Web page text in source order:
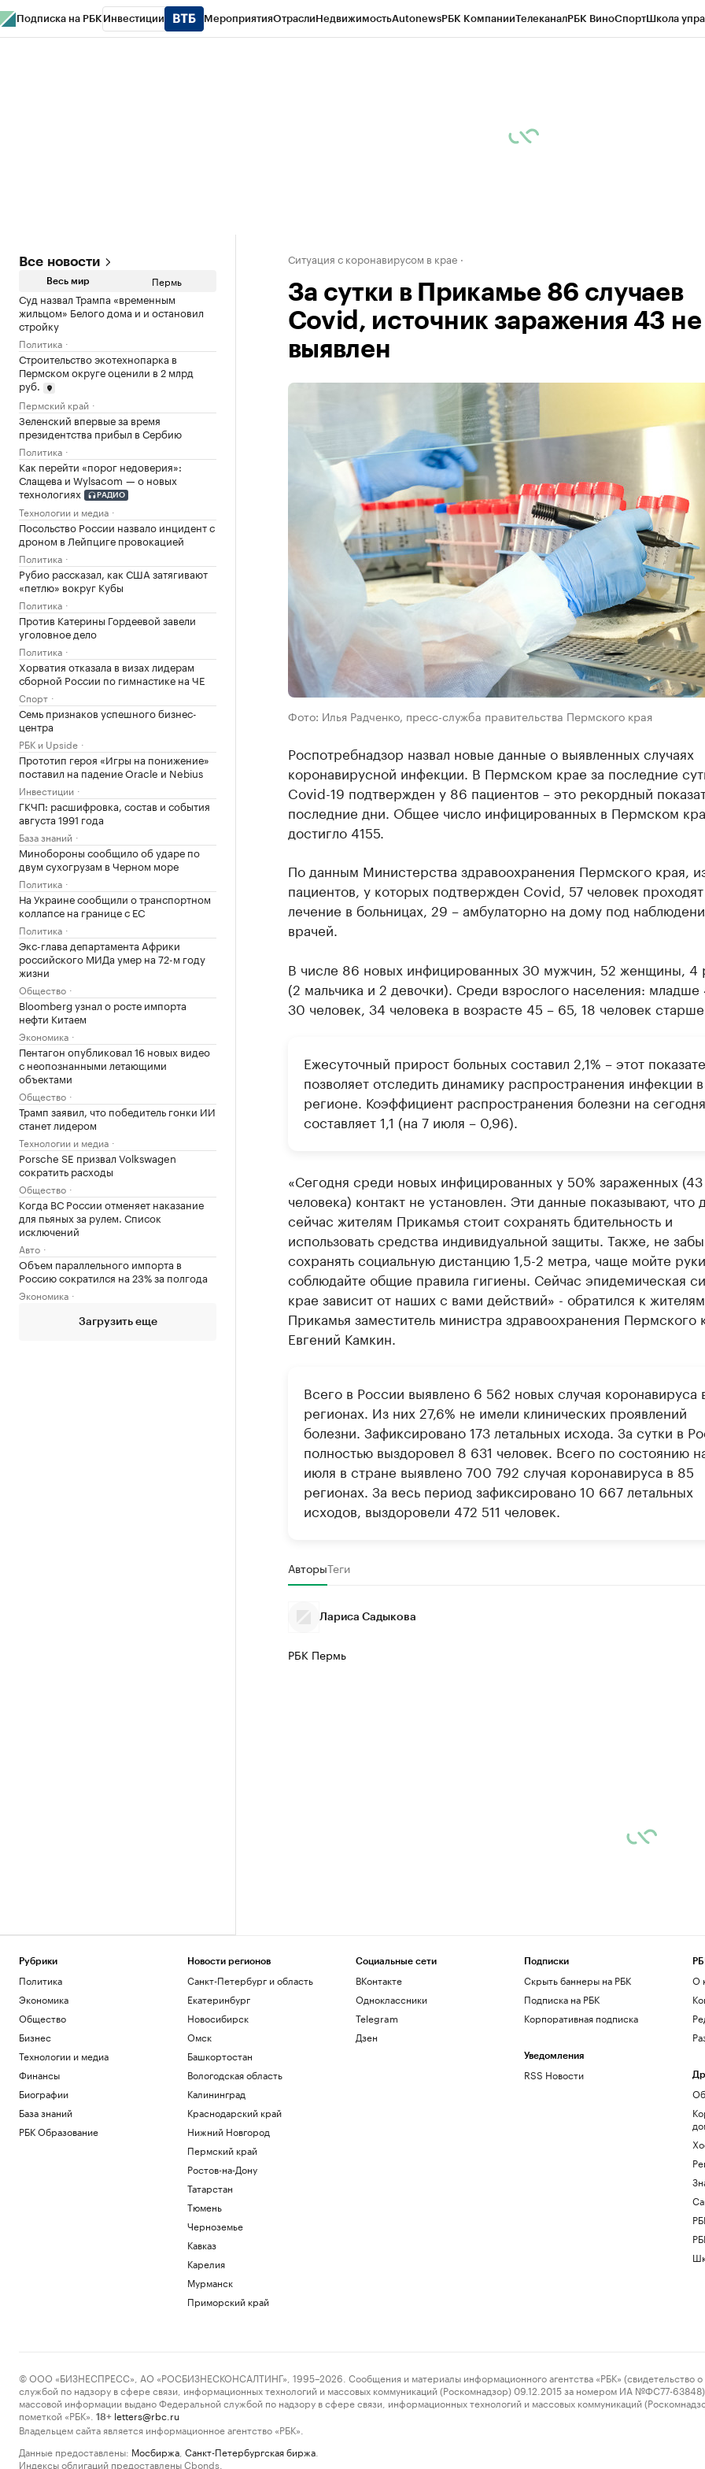
Подписка на РБК Инвестиции МероприятияОтраслиНедвижимостьAutonewsРБК КомпанииТелеканалРБК ВиноСпортШкола
Все новости
Весь мир Пермь
Суд назвал Трампа «временным
жильцом» Белого дома и и остановил
стройку
Политика
Строительство экотехнопарка в
Пермском округе оценили в 2 млрд
руб.
Пермский край
Зеленский впервые за время
президентства прибыл в Сербию
Политика
Как перейти «порог недоверия»:
Слащева и Wylsacom — о новых
технологиях
РАДИО
Технологии и медиа
Посольство России назвало инцидент с
дроном в Лейпциге провокацией
Политика
Рубио рассказал, как США затягивают
«петлю» вокруг Кубы
Политика
Против Катерины Гордеевой завели
уголовное дело
Политика
Хорватия отказала в визах лидерам
сборной России по гимнастике на ЧЕ
Спорт
Семь признаков успешного бизнес-
центра
РБК и Upside
Прототип героя «Игры на понижение»
поставил на падение Oracle и Nebius
Инвестиции
ГКЧП: расшифровка, состав и события
августа 1991 года
База знаний
Минобороны сообщило об ударе по
двум сухогрузам в Черном море
Политика
На Украине сообщили о транспортном
коллапсе на границе с ЕС
Политика
Экс-глава департамента Африки
российского МИДа умер на 72-м году
жизни
Общество
Bloomberg узнал о росте импорта
нефти Китаем
Экономика
Пентагон опубликовал 16 новых видео
с неопознанными летающими
объектами
Общество
Трамп заявил, что победитель гонки ИИ
станет лидером
Технологии и медиа
Porsche SE призвал Volkswagen
сократить расходы
Общество
Когда ВС России отменяет наказание
для пьяных за рулем. Список
исключений
Авто
Объем параллельного импорта в
Россию сократился на 23% за полгода
Экономика
Загрузить еще
Ситуация с коронавирусом в крае
За сутки в Прикамье 86 случаев
Covid, источник заражения 43 не
выявлен
Фото: Илья Радченко, пресс-служба правительства Пермского края
Роспотребнадзор назвал новые данные о выявленных случаях
коронавирусной инфекции. В Пермском крае за последние
Covid-19 подтвержден у 86 пациентов – это рекордный
последние дни. Общее число инфицированных в Пермском
достигло 4155.
По данным Министерства здравоохранения Пермского края,
пациентов, у которых подтвержден Covid, 57 человек проходят
лечение в больницах, 29 – амбулаторно на дому под
врачей.
В числе 86 новых инфицированных 30 мужчин, 52 женщины, 4
(2 мальчика и 2 девочки). Среди взрослого населения: младше
30 человек, 34 человека в возрасте 45 – 65, 18 человек
Ежесуточный прирост больных составил 2,1% – этот
позволяет отследить динамику распространения инфекции в
регионе. Коэффициент распространения болезни на сегодня
составляет 1,1 (на 7 июля – 0,96).
«Сегодня среди новых инфицированных у 50% зараженных (43
человека) контакт не установлен. Эти данные показывают, что
сейчас жителям Прикамья стоит сохранять бдительность и
использовать средства индивидуальной защиты. Также, не
сохранять социальную дистанцию 1,5-2 метра, чаще мойте
соблюдайте общие правила гигиены. Сейчас эпидемическая
крае зависит от наших с вами действий» - обратился к жителям
Прикамья заместитель министра здравоохранения Пермского
Евгений Камкин.
Всего в России выявлено 6 562 новых случая коронавируса
регионах. Из них 27,6% не имели клинических проявлений
болезни. Зафиксировано 173 летальных исхода. За сутки в
полностью выздоровел 8 631 человек. Всего по состоянию
июля в стране выявлено 700 792 случая коронавируса в 85
регионах. За весь период зафиксировано 10 667 летальных
исходов, выздоровели 472 511 человек.
АвторыТеги
Лариса Садыкова
РБК Пермь
Рубрики
Политика
Экономика
Общество
Бизнес
Технологии и медиа
Финансы
Биографии
База знаний
РБК Образование
Новости регионов
Санкт-Петербург и область
Екатеринбург
Новосибирск
Омск
Башкортостан
Вологодская область
Калининград
Краснодарский край
Нижний Новгород
Пермский край
Ростов-на-Дону
Татарстан
Тюмень
Черноземье
Кавказ
Карелия
Мурманск
Приморский край
Социальные сети
ВКонтакте
Одноклассники
Telegram
Дзен
Подписки
Скрыть баннеры на РБК
Подписка на РБК
Корпоративная подписка
Уведомления
RSS Новости
О
© ООО «БИЗНЕСПРЕСС», АО «РОСБИЗНЕСКОНСАЛТИНГ», 1995–2026. Сообщения и материалы информационного агентства «РБК» (свидетельство о
службой по надзору в сфере связи, информационных технологий и массовых коммуникаций (Роскомнадзор) 09.12.2015 за номером ИА №ФС77-63848)
массовой информации выдано Федеральной службой по надзору в сфере связи, информационных технологий и массовых коммуникаций
пометкой «РБК».
18+ letters@rbc.ru
Владельцем сайта является информационное агентство «РБК».
Данные предоставлены: Мосбиржа Санкт-Петербургская биржа
Индексы облигаций предоставлены Cbonds.